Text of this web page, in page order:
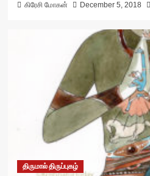
கிரேசி மோகன் December 5, 2018
திருமால் திருப்புகழ்